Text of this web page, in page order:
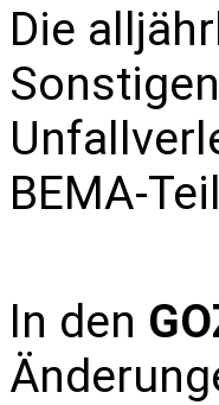
Die
BEMA-
In den